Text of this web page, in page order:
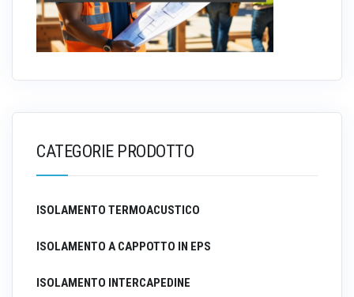
CATEGORIE PRODOTTO
ISOLAMENTO TERMOACUSTICO
ISOLAMENTO A CAPPOTTO IN EPS
ISOLAMENTO INTERCAPEDINE